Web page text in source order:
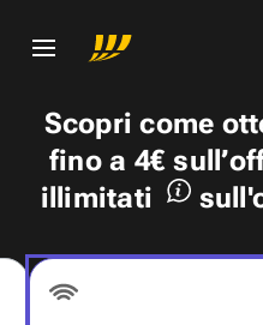
Scopri come
fino a 4€
illimitati